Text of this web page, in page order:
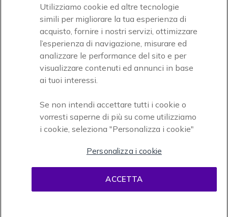
Icon
Paga facilmente ed in assoluta sicurezza
Accettiamo
Utilizziamo cookie ed altre tecnologie
simili per migliorare la tua esperienza di
acquisto, fornire i nostri servizi, ottimizzare
l’esperienza di navigazione, misurare ed
analizzare le performance del sito e per
visualizzare contenuti ed annunci in base
ai tuoi interessi.
Se non intendi accettare tutti i cookie o
vorresti saperne di più su come utilizziamo
i cookie, seleziona "Personalizza i cookie"
Personalizza i cookie
ACCETTA